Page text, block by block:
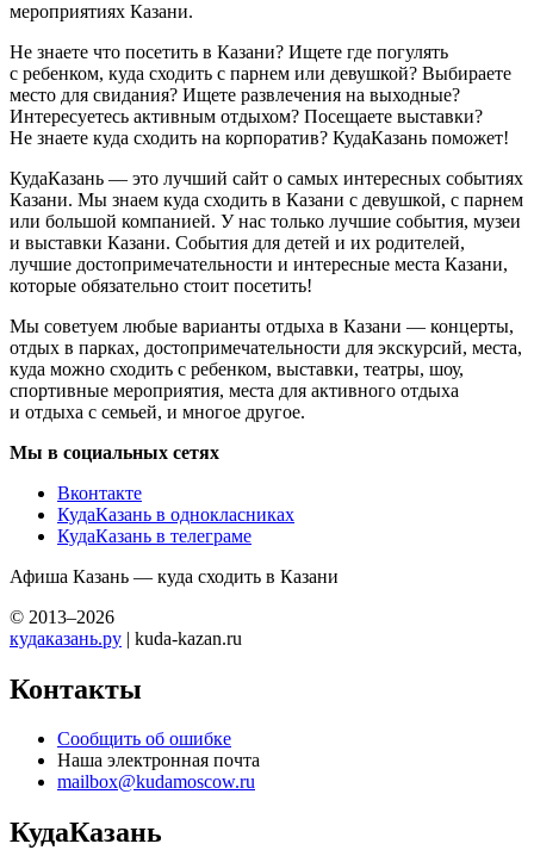
мероприятиях Казани.
Не знаете что посетить в Казани? Ищете где погулять
с ребенком, куда сходить с парнем или девушкой? Выбираете
место для свидания? Ищете развлечения на выходные?
Интересуетесь активным отдыхом? Посещаете выставки?
Не знаете куда сходить на корпоратив? КудаКазань поможет!
КудаКазань — это лучший сайт о самых интересных событиях
Казани. Мы знаем куда сходить в Казани с девушкой, с парнем
или большой компанией. У нас только лучшие события, музеи
и выставки Казани. События для детей и их родителей,
лучшие достопримечательности и интересные места Казани,
которые обязательно стоит посетить!
Мы советуем любые варианты отдыха в Казани — концерты,
отдых в парках, достопримечательности для экскурсий, места,
куда можно сходить с ребенком, выставки, театры, шоу,
спортивные мероприятия, места для активного отдыха
и отдыха с семьей, и многое другое.
Мы в социальных сетях
Вконтакте
КудаКазань в однокласниках
КудаКазань в телеграме
Афиша Казань — куда сходить в Казани
© 2013–2026
кудаказань.ру | kuda-kazan.ru
Контакты
Сообщить об ошибке
Наша электронная почта
mailbox@kudamoscow.ru
КудаКазань